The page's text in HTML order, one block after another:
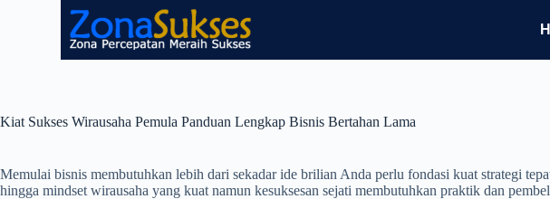
Kiat Sukses Wirausaha Pemula Panduan Lengkap Bisnis Bertahan Lama
Memulai bisnis membutuhkan lebih dari sekadar ide brilian Anda perlu fondasi kuat strategi
hingga mindset wirausaha yang kuat namun kesuksesan sejati membutuhkan praktik dan